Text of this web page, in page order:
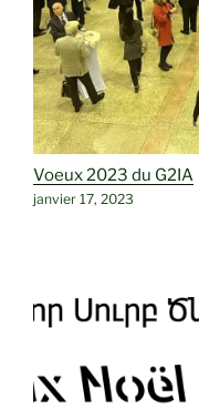
Voeux 2023 du G2IA
janvier 17, 2023